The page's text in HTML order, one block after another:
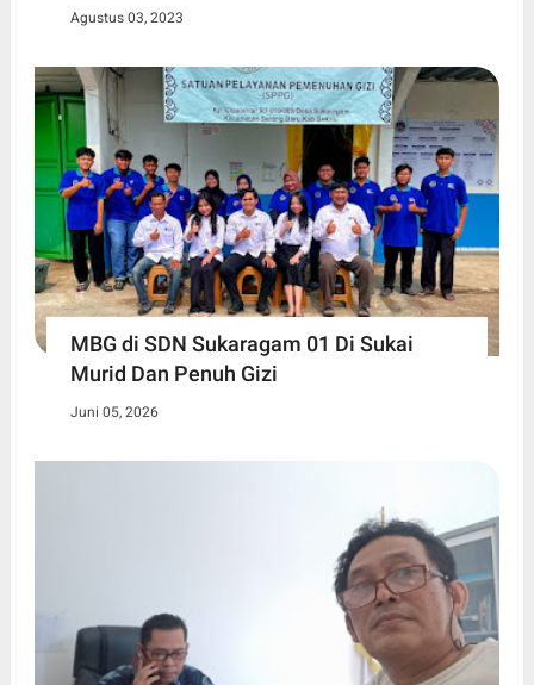
Agustus 03, 2023
MBG di SDN Sukaragam 01 Di Sukai
Murid Dan Penuh Gizi
Juni 05, 2026